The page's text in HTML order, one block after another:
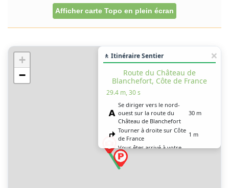
Afficher carte Topo en plein écran
+
−
🚶 Itinéraire Sentier
Route du Château de
Blanchefort, Côte de France
29.4 m, 30 s
Se diriger vers le nord-
ouest sur la route du
Château de Blanchefort
30 m
Tourner à droite sur Côte
de France
1 m
Vous êtes arrivé à votre
destination